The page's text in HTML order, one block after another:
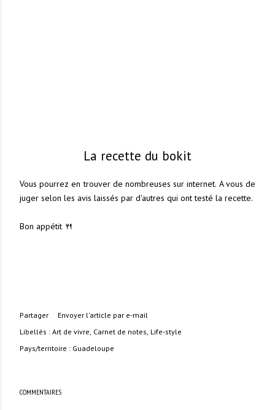
La recette du bokit
Vous pourrez en trouver de nombreuses sur internet. A vous de
juger selon les avis laissés par d'autres qui ont testé la recette.
Bon appétit 🍴
Partager
Envoyer l'article par e-mail
Libellés : Art de vivre Carnet de notes Life-style
Pays/territoire : Guadeloupe
COMMENTAIRES